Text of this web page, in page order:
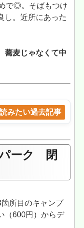
で◎。そばもつけ
し。近所にあった
蕎麦じゃなくて中
みたい過去記事
考える2023
ーク 閉
所目のキャンプ
（600円）からデ